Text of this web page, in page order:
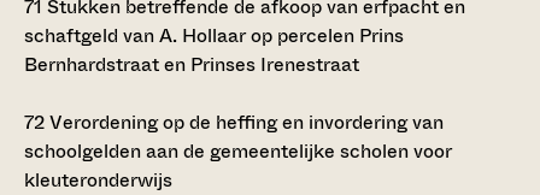
71 Stukken betreffende de afkoop van erfpacht en
schaftgeld van A. Hollaar op percelen Prins
Bernhardstraat en Prinses Irenestraat
72Verordening op de heffing en invordering van
schoolgelden aan de gemeentelijke scholen voor
kleuteronderwijs